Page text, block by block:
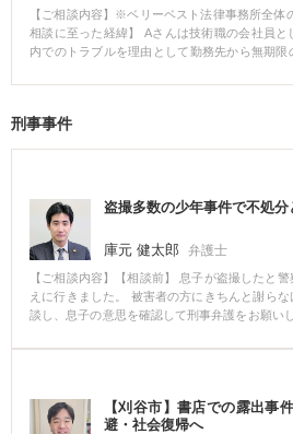
ることの重要性が表れた事案でした。 【先生
神的なつらさが大きい中で、収入資料や家族
要になります。 また、保険会社の提示額が一
交渉自体が大きな負担になりやすいため、法
【ご相談内容】※ベリーベスト法律事務所全体
相談に至った経緯】 Aさんは技術職の会社員
内でのトラブルを理由として勤務先から無期限
あり、Aさんは改善すべき点は改善するので職
よる退職を選択するよう求められました。 【ご
てしまったことで、働き続けることへの不安も
ただくに至ったとのことでした。 詳しいお話を
関係のトラブルがあったこと自体は事実でした
には事実に反していることも多いにも関わらず
まま相手方の主張のみを聞いている状態である
ストの対応とその結果】 Aさんのお話からす
令や降格は無効となる可能性があると考えられ
解決がAさんにとって最善の選択なのか、打ち
ただ一方で、勤務先のAさんへの対応が非常に
術は転職市場でも有利なものであったことか
を獲得できるのであれば転職を前提とする和
決定しました。 そして、弁護士から勤務先に
は無効であると主張して、直ちにAさんを元の
刑事事件
盗撮多数の少年事件で不処分
庫元 健太郎 弁護士
【ご相談内容】【相談前】 息子が盗撮したと
えに行きました。 被害者の方にきちんと謝ら
談し、息子の意思を確認して刑事弁護をお願い
具体的被害を思いつくだけメモし、自分のし
また、警察に押収されたスマートフォンにも
的に盗撮してしまっていたので、今後再犯し
話し合い、自分の年代に合わせた病院にも通院
事件に触れたくないとのことで、謝罪の意思を
【刈谷市】書店での露出事
避・社会復帰へ